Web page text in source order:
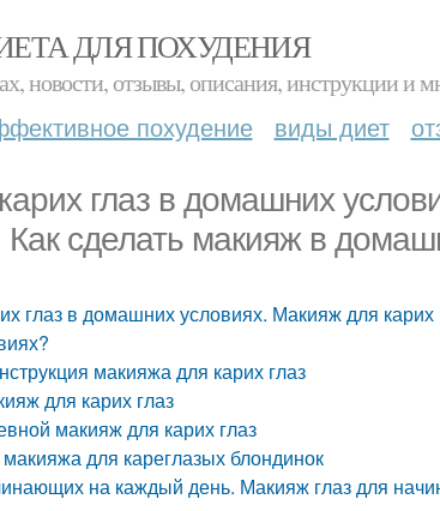
ДЛЯ ПОХУДЕНИЯ
новости, отзывы, описания, инструкции и
похудение виды диет
глаз в домашних
сделать макияж в
глаз в домашних условиях. Макияж для
макияжа для карих глаз
для карих глаз
макияж для карих глаз
для кареглазых блондинок
на каждый день. Макияж глаз для